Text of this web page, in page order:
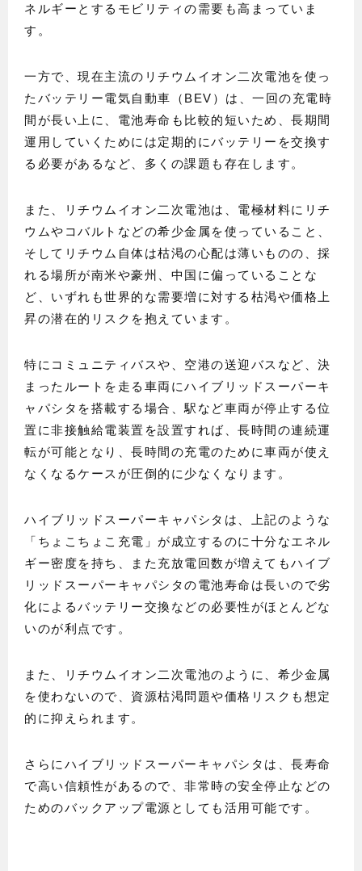
ネルギーとするモビリティの需要も高まっていま
す。
一方で、現在主流のリチウムイオン二次電池を使っ
たバッテリー電気自動車（BEV）は、一回の充電時
間が長い上に、電池寿命も比較的短いため、長期間
運用していくためには定期的にバッテリーを交換す
る必要があるなど、多くの課題も存在します。
また、リチウムイオン二次電池は、電極材料にリチ
ウムやコバルトなどの希少金属を使っていること、
そしてリチウム自体は枯渇の心配は薄いものの、採
れる場所が南米や豪州、中国に偏っていることな
ど、いずれも世界的な需要増に対する枯渇や価格上
昇の潜在的リスクを抱えています。
特にコミュニティバスや、空港の送迎バスなど、決
まったルートを走る車両にハイブリッドスーパーキ
ャパシタを搭載する場合、駅など車両が停止する位
置に非接触給電装置を設置すれば、長時間の連続運
転が可能となり、長時間の充電のために車両が使え
なくなるケースが圧倒的に少なくなります。
ハイブリッドスーパーキャパシタは、上記のような
「ちょこちょこ充電」が成立するのに十分なエネル
ギー密度を持ち、また充放電回数が増えてもハイブ
リッドスーパーキャパシタの電池寿命は長いので劣
化によるバッテリー交換などの必要性がほとんどな
いのが利点です。
また、リチウムイオン二次電池のように、希少金属
を使わないので、資源枯渇問題や価格リスクも想定
的に抑えられます。
さらにハイブリッドスーパーキャパシタは、長寿命
で高い信頼性があるので、非常時の安全停止などの
ためのバックアップ電源としても活用可能です。